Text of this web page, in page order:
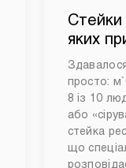
яких
просто:
8 із 10
або
стейка
що